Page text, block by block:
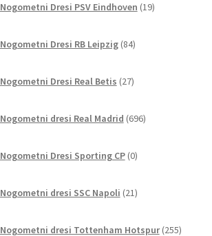
Nogometni Dresi PSV Eindhoven 19izdelkov
Nogometni Dresi RB Leipzig 84izdelkov
Nogometni Dresi Real Betis 27izdelkov
Nogometni dresi Real Madrid 696izdelkov
Nogometni Dresi Sporting CP 0izdelkov
Nogometni dresi SSC Napoli 21izdelkov
Nogometni dresi Tottenham Hotspur 255